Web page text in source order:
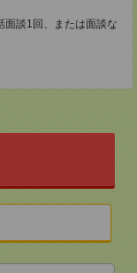
談1回、または面談な